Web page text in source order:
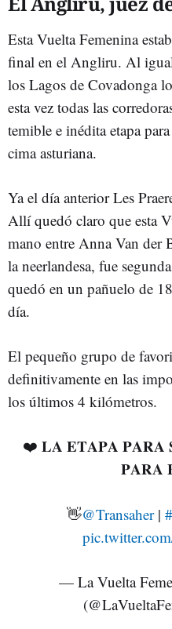
Esta Vuelta Femenina
final en el Angliru. Al
los Lagos de Covadonga
esta vez todas las
temible e inédita etapa
cima asturiana.
Ya el día anterior Les
Allí quedó claro que esta
mano entre Anna Van der
la neerlandesa, fue
quedó en un pañuelo de
día.
El pequeño grupo de
definitivamente en las
los últimos 4 kilómetros.
❤️ 𝐋𝐀 𝐄𝐓𝐀𝐏𝐀 𝐏𝐀𝐑𝐀
𝐏𝐀𝐑𝐀
👋@Transaher|
— La Vuelta